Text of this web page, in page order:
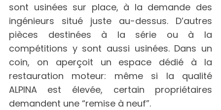
sont usinées sur place, à la demande des
ingénieurs situé juste au-dessus. D’autres
pièces destinées à la série ou à la
compétitions y sont aussi usinées. Dans un
coin, on aperçoit un espace dédié à la
restauration moteur: même si la qualité
ALPINA est élevée, certain propriétaires
demandent une “remise à neuf”.